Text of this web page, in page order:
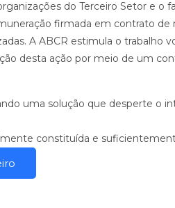
do Terceiro Setor e
firmada em contrato
A ABCR estimula o
desta ação por meio de um
uma solução que desperte o
constituída e